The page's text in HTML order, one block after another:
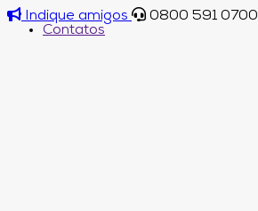
Indique amigos
0800 591 0700
Contatos